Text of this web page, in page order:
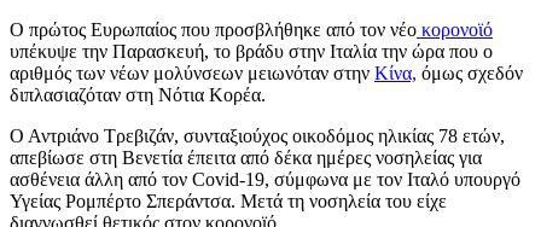
Ο πρώτος Ευρωπαίος που προσβλήθηκε από τον νέο κορονοϊό
υπέκυψε την Παρασκευή, το βράδυ στην Ιταλία την ώρα που ο
αριθμός των νέων μολύνσεων μειωνόταν στην Κίνα, όμως σχεδόν
διπλασιαζόταν στη Νότια Κορέα.
Ο Αντριάνο Τρεβιζάν, συνταξιούχος οικοδόμος ηλικίας 78 ετών,
απεβίωσε στη Βενετία έπειτα από δέκα ημέρες νοσηλείας για
ασθένεια άλλη από τον Covid-19, σύμφωνα με τον Ιταλό υπουργό
Υγείας Ρομπέρτο Σπεράντσα. Μετά τη νοσηλεία του είχε
διαγνωσθεί θετικός στον κορονοϊό.